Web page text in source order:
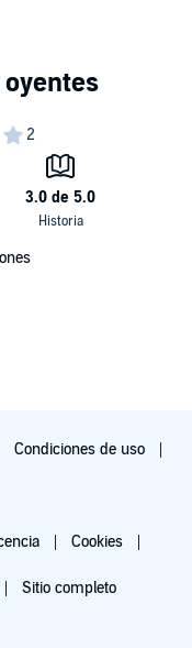
Condiciones de uso
Cookies
Sitio completo